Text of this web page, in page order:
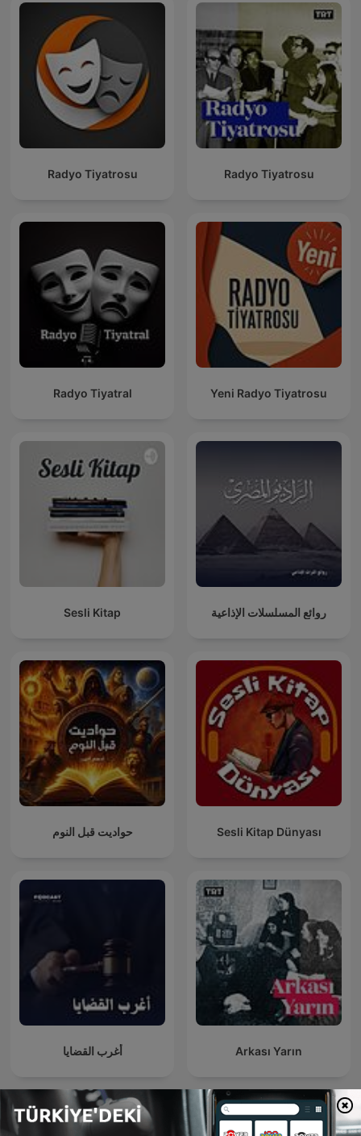
Radyo Tiyatrosu Radyo Tiyatrosu
Radyo Tiyatral Yeni Radyo Tiyatrosu
Sesli Kitap روائع المسلسلات الإذاعية
حواديت قبل النوم Sesli Kitap Dünyası
أغرب القضايا Arkası Yarın